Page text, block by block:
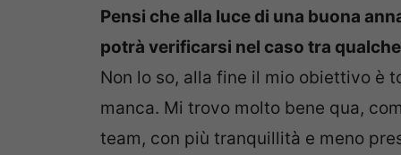
Pensi che alla luce di una buona
potrà verificarsi nel caso tra
Non lo so, alla fine il mio obiettivo è
manca. Mi trovo molto bene qua,
team, con più tranquillità e meno